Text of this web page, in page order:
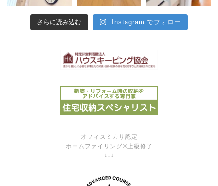
さらに読み込む Instagram でフォロー
オフィスミカサ認定
ホームファイリング®上級修了
↓↓↓